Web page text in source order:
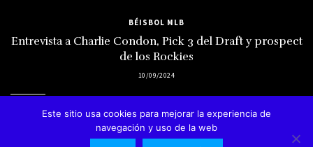
BÉISBOL MLB
Entrevista a Charlie Condon, Pick 3 del Draft y prospect
de los Rockies
10/09/2024
Este sitio usa cookies para mejorar la experiencia de
navegación y uso de la web